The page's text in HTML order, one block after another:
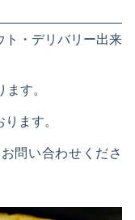
ト・デリバリー出来
す。
ます。
問い合わせくださ